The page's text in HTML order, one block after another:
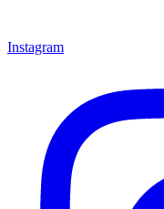
Instagram